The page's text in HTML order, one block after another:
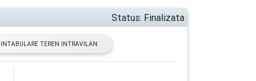
Status: Finalizata
TEREN INTRAVILAN